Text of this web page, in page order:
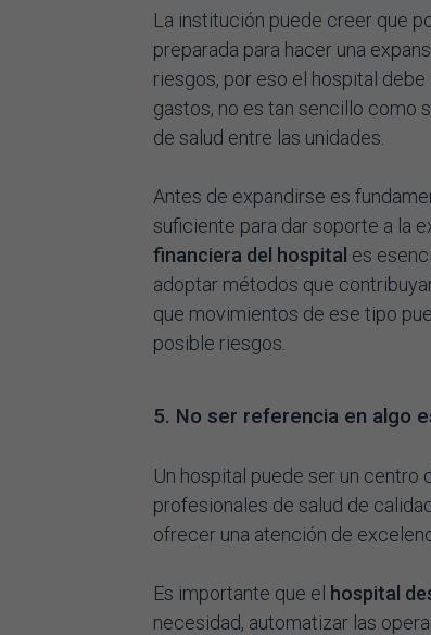
La institución puede creer que
preparada para hacer una
riesgos, por eso el hospital
gastos, no es tan sencillo como
de salud entre las unidades.
Antes de expandirse es
suficiente para dar soporte a la
financiera del hospital es
adoptar métodos que
que movimientos de ese tipo
posible riesgos.
5. No ser referencia en algo
Un hospital puede ser un
profesionales de salud de
ofrecer una atención de
Es importante que el hospital
necesidad, automatizar las